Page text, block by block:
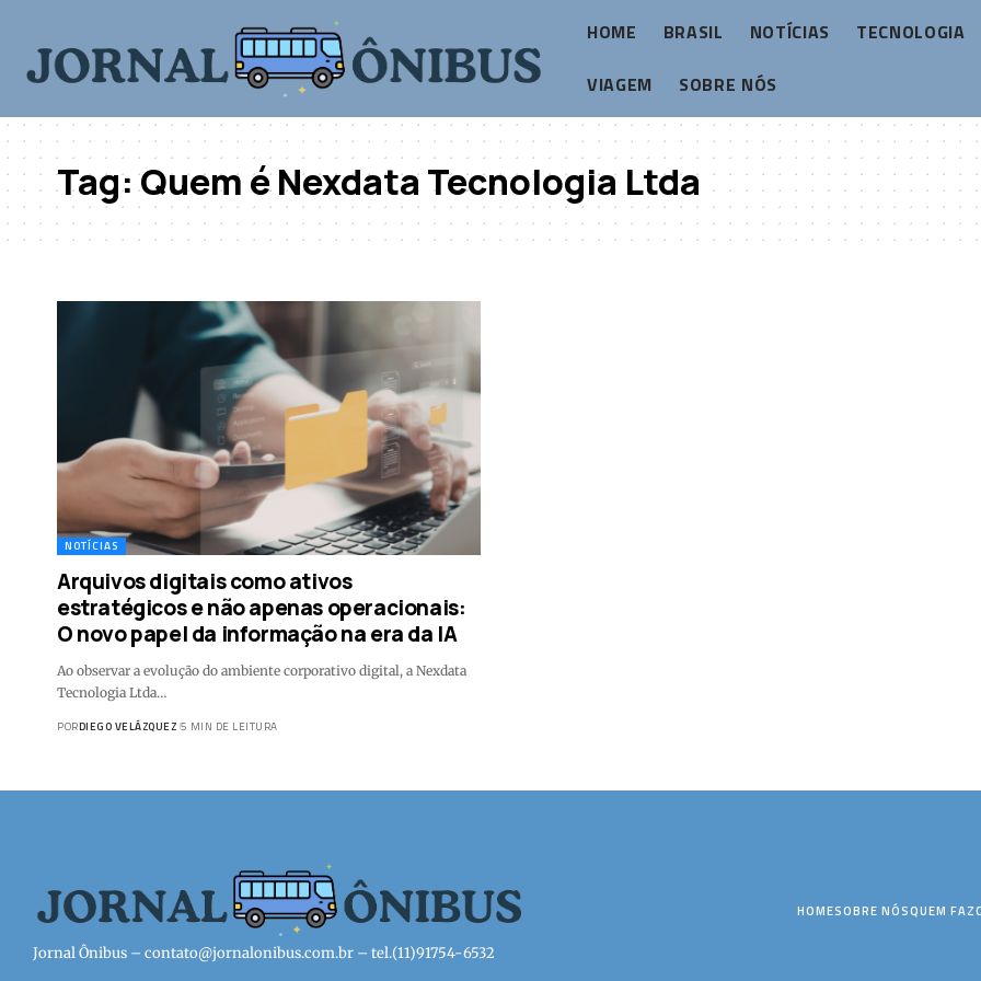
HOME BRASIL NOTÍCIAS
TECNOLOGIA
VIAGEM
SOBRE NÓS
Tag:Quem é Nexdata Tecnologia Ltda
NOTÍCIAS
Arquivos digitais como ativos
estratégicos e não apenas operacionais:
O novo papel da informação na era da IA
Ao observar a evolução do ambiente corporativo digital, a Nexdata
Tecnologia Ltda…
PORDIEGO VELÁZQUEZ 5 MIN DE LEITURA
Jornal Ônibus – contato@jornalonibus.com.br – tel.(11)91754-6532
HOMESOBRE NÓSQUEM FAZ